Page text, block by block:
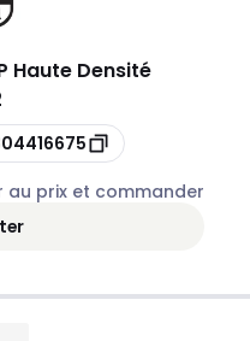
Haute Densité
prix et commander